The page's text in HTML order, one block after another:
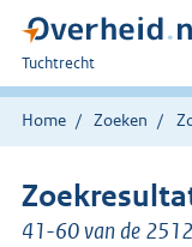
U
bent
hier:
Tuchtrecht
Home Zoeken
41-60 van de